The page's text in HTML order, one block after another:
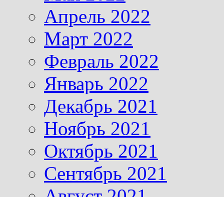
Апрель 2022
Март 2022
Февраль 2022
Январь 2022
Декабрь 2021
Ноябрь 2021
Октябрь 2021
Сентябрь 2021